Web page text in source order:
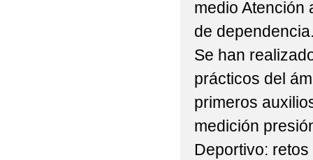
medio Atención
de
Se han
prácticos del
primeros
medición
Deportivo: